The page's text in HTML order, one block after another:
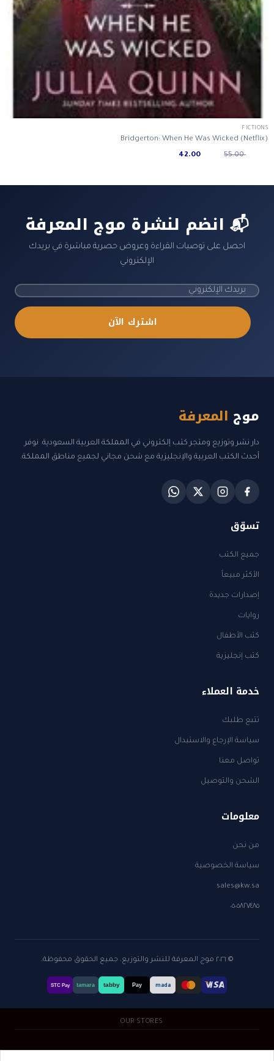
FICTIONS
Bridgerton: When He Was Wicked (Netflix)
55.00
Original
price
📬 انضم لنشرة موج المعرفة
احصل على توصيات القراءة وعروض حصرية مباشرة في بريدك
الإلكتروني
اشترك الآن
موج المعرفة
دار نشر وتوزيع ومتجر كتب إلكتروني في المملكة العربية السعودية. نوفر
أحدث الكتب العربية والإنجليزية مع شحن مجاني لجميع مناطق المملكة.
تسوّق
جميع الكتب
الأكثر مبيعاً
إصدارات جديدة
روايات
كتب الأطفال
كتب إنجليزية
خدمة العملاء
تتبع طلبك
سياسة الإرجاع والاستبدال
تواصل معنا
الشحن والتوصيل
معلومات
من نحن
سياسة الخصوصية
sales@kw.sa
٠٥٠٥٨٢٧٤٨٥
© ٢٠٢٦ موج المعرفة للنشر والتوزيع. جميع الحقوق محفوظة.
mada
Pay
tabby
tamara
STC Pay
OUR STORES